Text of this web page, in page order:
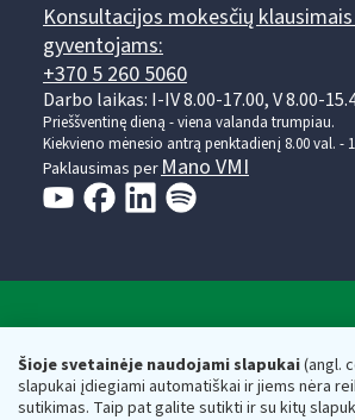
Šioje svetainėje naudojami slapukai(angl.
slapukai įdiegiami automatiškai ir jiems nėra
sutikimas. Taip pat galite sutikti ir su kitų
Konsultacijos mokesčių
gyventojams:
+370 5 260 5060
Darbo laikas: I-IV 8.00-17.00, V 8.00-
Prieššventinę dieną - viena valanda trumpiau.
Kiekvieno mėnesio antrą penktadienį 8.00 val. -
Paklausimas per Mano VMI
Respublikos finansų ministerijos
Biudžetinė įstaiga. Juridinio asmens kodas —